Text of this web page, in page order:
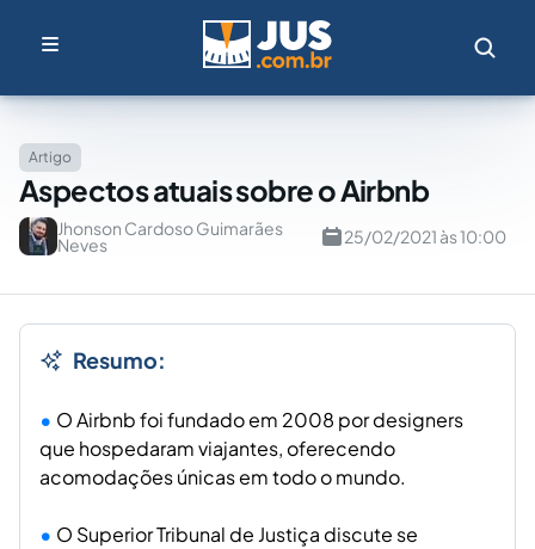
Artigo
Aspectos atuais sobre o Airbnb
Jhonson Cardoso Guimarães
Neves 25/02/2021 às 10:00
Resumo:
O Airbnb foi fundado em 2008 por designers
que hospedaram viajantes, oferecendo
acomodações únicas em todo o mundo.
O Superior Tribunal de Justiça discute se